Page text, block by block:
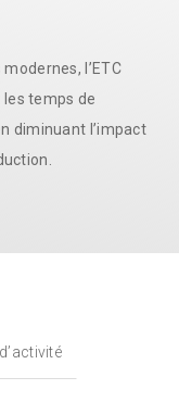
l’ETC
temps de
diminuant l’impact